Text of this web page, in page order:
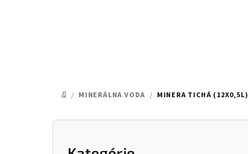
DOMOV
/ MINERÁLNA VODA / MINERA TICHÁ (12X0,5L)
B
Preskočiť